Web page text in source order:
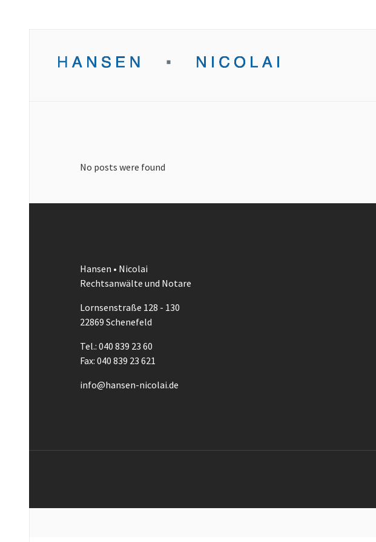
No posts were found
Hansen • Nicolai
Rechtsanwälte und Notare
Lornsenstraße 128 - 130
22869 Schenefeld
Tel.: 040 839 23 60
Fax: 040 839 23 621
info@hansen-nicolai.de